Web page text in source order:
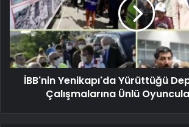
İBB'nin Yenikapı'da Yürüttüğü
Çalışmalarına Ünlü